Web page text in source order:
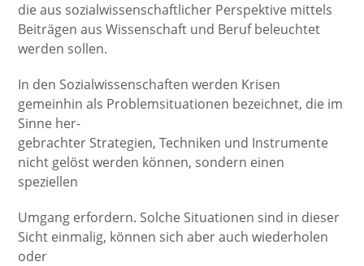
die aus sozialwissenschaftlicher Perspektive mittels
Beiträgen aus Wissenschaft und Beruf beleuchtet
werden sollen.
In den Sozialwissenschaften werden Krisen
gemeinhin als Problemsituationen bezeichnet, die im
Sinne her-
gebrachter Strategien, Techniken und Instrumente
nicht gelöst werden können, sondern einen
speziellen
Umgang erfordern. Solche Situationen sind in dieser
Sicht einmalig, können sich aber auch wiederholen
oder